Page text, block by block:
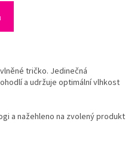
tričko. Jedinečná
a udržuje optimální vlhkost
a nažehleno na zvolený produkt